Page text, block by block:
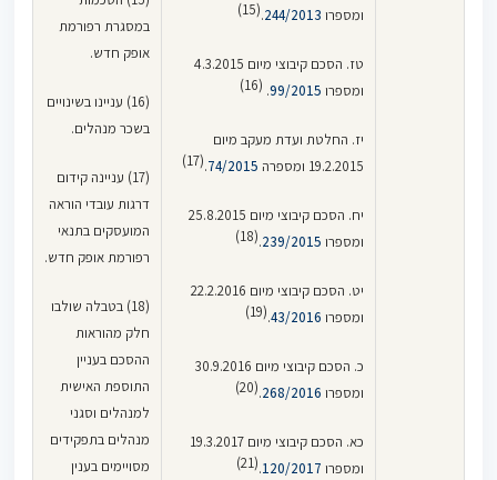
ומספרו 244/2013
.
(15)
טז. הסכם קיבוצי מיום 4.3.2015
ומספרו 99/2015
.
(16)
יז. החלטת ועדת מעקב מיום
19.2.2015 ומספרה
74/2015
.
(17)
יח. הסכם קיבוצי מיום 25.8.2015
ומספרו 239/2015
.
(18)
יט. הסכם קיבוצי מיום 22.2.2016
ומספרו 43/2016
.
(19)
כ. הסכם קיבוצי מיום 30.9.2016
ומספרו 268/2016
.
(20)
כא. הסכם קיבוצי מיום 19.3.2017
ומספרו 120/2017
.
(21)
במסגרת רפורמת
אופק חדש.
(16) עניינו בשינויים
בשכר מנהלים.
(17) עניינה קידום
דרגות עובדי הוראה
המועסקים בתנאי
רפורמת אופק חדש.
(18) בטבלה שולבו
חלק מהוראות
ההסכם בעניין
התוספת האישית
למנהלים וסגני
מנהלים בתפקידים
מסויימים בענין